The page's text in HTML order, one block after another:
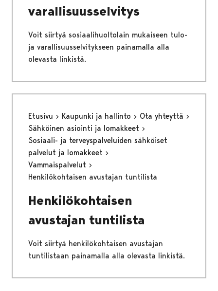
varallisuusselvitys
Voit siirtyä sosiaalihuoltolain mukaiseen tulo-
ja varallisuusselvitykseen painamalla alla
olevasta linkistä.
Etusivu Kaupunki ja hallinto
Ota yhteyttä
Sähköinen asiointi ja lomakkeet
Sosiaali- ja terveyspalveluiden sähköiset
palvelut ja lomakkeet
Vammaispalvelut
Henkilökohtaisen avustajan tuntilista
Henkilökohtaisen
avustajan tuntilista
Voit siirtyä henkilökohtaisen avustajan
tuntilistaan painamalla alla olevasta linkistä.